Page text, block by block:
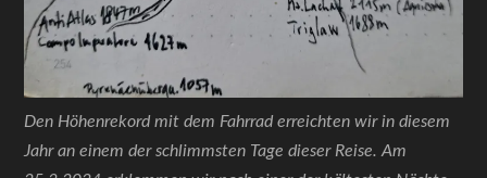
Den Höhenrekord mit dem Fahrrad erreichten wir in diesem
Jahr an einem der schlimmsten Tage dieser Reise. Am